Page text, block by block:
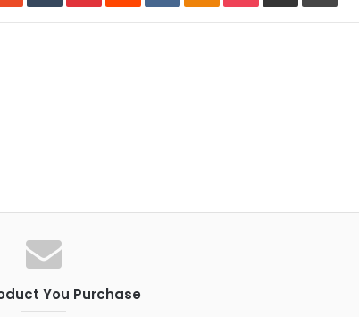
You Purchase